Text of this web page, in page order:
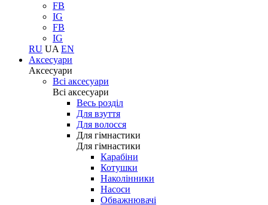
FB
IG
FB
IG
RU UA EN
Аксесуари
Аксесуари
Всі аксесуари
Всі аксесуари
Весь розділ
Для взуття
Для волосся
Для гімнастики
Для гімнастики
Карабіни
Котушки
Наколінники
Насоси
Обважнювачі